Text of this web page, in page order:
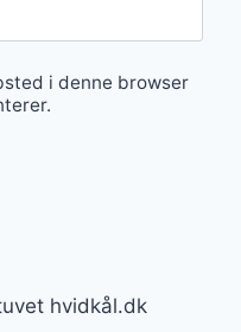
i denne browser
hvidkål.dk